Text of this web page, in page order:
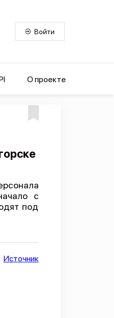
Войти
О проекте
с
под
Источник